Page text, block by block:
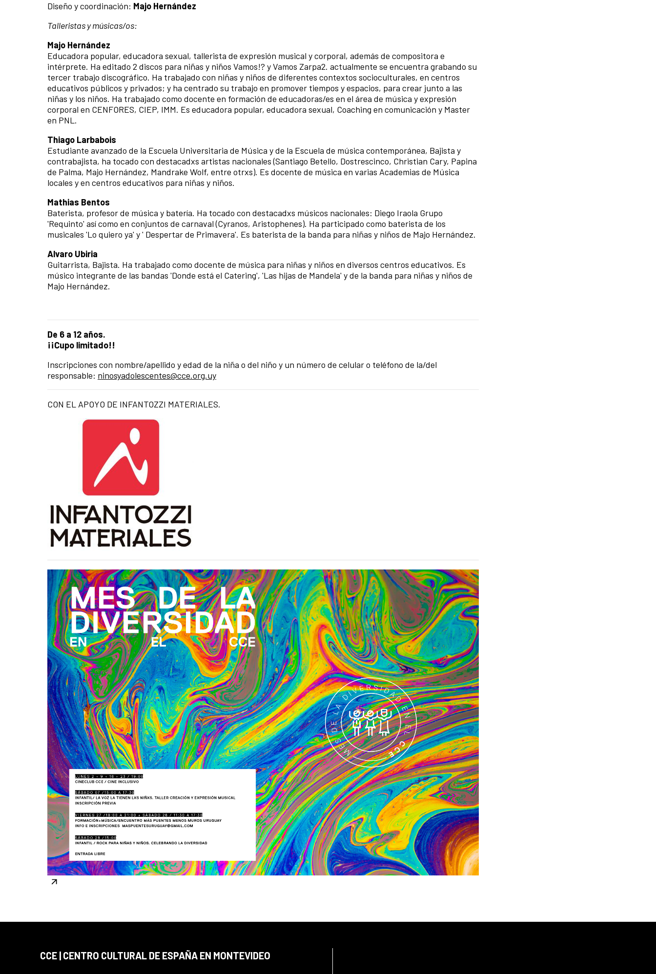
Diseño y coordinación: Majo Hernández
Talleristas y músicas/os:
Majo Hernández
Educadora popular, educadora sexual, tallerista de expresión musical y corporal, además de compositora e
intérprete. Ha editado 2 discos para niñas y niños Vamos!? y Vamos Zarpa2. actualmente se encuentra grabando su
tercer trabajo discográfico. Ha trabajado con niñas y niños de diferentes contextos socioculturales, en centros
educativos públicos y privados; y ha centrado su trabajo en promover tiempos y espacios, para crear junto a las
niñas y los niños. Ha trabajado como docente en formación de educadoras/es en el área de música y expresión
corporal en CENFORES, CIEP, IMM. Es educadora popular, educadora sexual, Coaching en comunicación y Master
en PNL.
Thiago Larbabois
Estudiante avanzado de la Escuela Universitaria de Música y de la Escuela de música contemporánea, Bajista y
contrabajista, ha tocado con destacadxs artistas nacionales (Santiago Betello, Dostrescinco, Christian Cary, Papina
de Palma, Majo Hernández, Mandrake Wolf, entre otrxs). Es docente de música en varias Academias de Música
locales y en centros educativos para niñas y niños.
Mathias Bentos
Baterista, profesor de música y batería. Ha tocado con destacadxs músicos nacionales: Diego Iraola Grupo
'Requinto' así como en conjuntos de carnaval (Cyranos, Aristophenes). Ha participado como baterista de los
musicales 'Lo quiero ya' y ' Despertar de Primavera'. Es baterista de la banda para niñas y niños de Majo Hernández.
Alvaro Ubiria
Guitarrista, Bajista. Ha trabajado como docente de música para niñas y niños en diversos centros educativos. Es
músico integrante de las bandas 'Donde está el Catering', 'Las hijas de Mandela' y de la banda para niñas y niños de
Majo Hernández.
De 6 a 12 años.
¡¡Cupo limitado!!
Inscripciones con nombre/apellido y edad de la niña o del niño y un número de celular o teléfono de la/del
responsable: ninosyadolescentes@cce.org.uy
CON EL APOYO DE INFANTOZZI MATERIALES.
CCE | CENTRO CULTURAL DE ESPAÑA EN MONTEVIDEO